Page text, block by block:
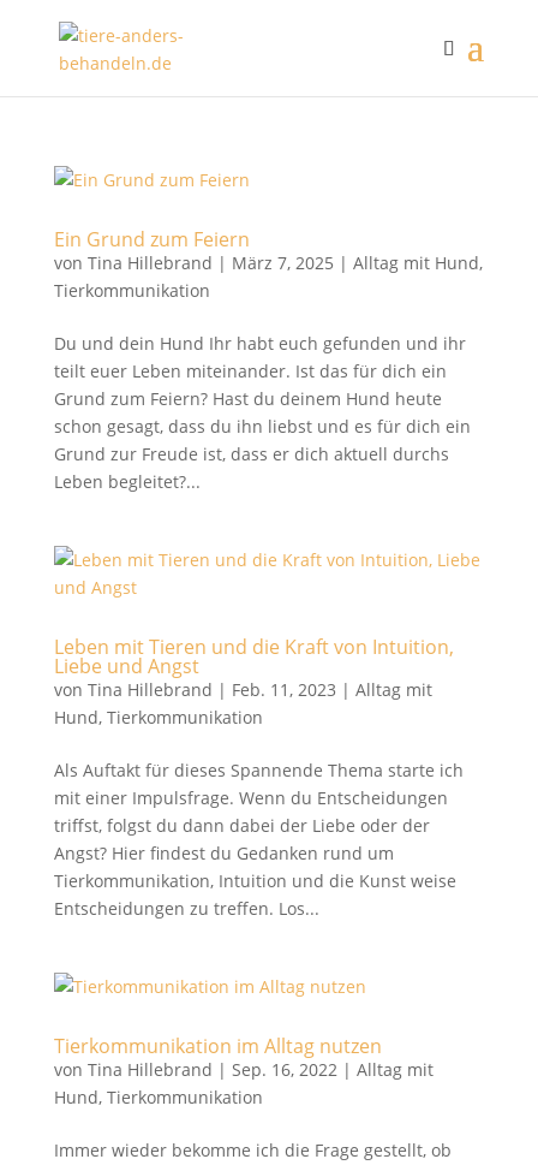
Ein Grund zum Feiern
von Tina Hillebrand | März 7, 2025 | Alltag mit Hund,
Tierkommunikation
Du und dein Hund Ihr habt euch gefunden und ihr
teilt euer Leben miteinander. Ist das für dich ein
Grund zum Feiern? Hast du deinem Hund heute
schon gesagt, dass du ihn liebst und es für dich ein
Grund zur Freude ist, dass er dich aktuell durchs
Leben begleitet?...
Leben mit Tieren und die Kraft von Intuition,
Liebe und Angst
von Tina Hillebrand | Feb. 11, 2023 | Alltag mit
Hund, Tierkommunikation
Als Auftakt für dieses Spannende Thema starte ich
mit einer Impulsfrage. Wenn du Entscheidungen
triffst, folgst du dann dabei der Liebe oder der
Angst? Hier findest du Gedanken rund um
Tierkommunikation, Intuition und die Kunst weise
Entscheidungen zu treffen. Los...
Tierkommunikation im Alltag nutzen
von Tina Hillebrand | Sep. 16, 2022| Alltag mit
Hund, Tierkommunikation
Immer wieder bekomme ich die Frage gestellt, ob